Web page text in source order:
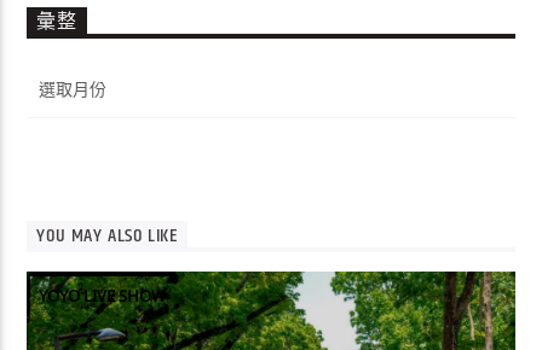
彙整
整
YOU MAY ALSO LIKE
YOYO LIVE SHOW